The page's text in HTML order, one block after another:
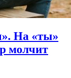
На «ты»
молчит